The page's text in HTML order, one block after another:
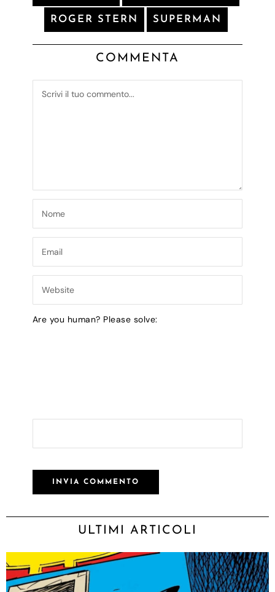
ROGER STERN SUPERMAN
COMMENTA
Are you human? Please solve:
ULTIMI ARTICOLI